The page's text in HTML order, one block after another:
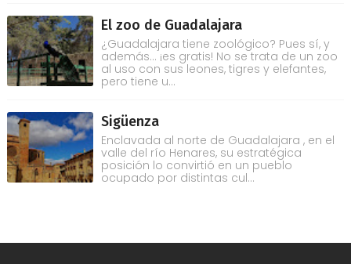
El zoo de Guadalajara
¿Guadalajara tiene zoológico? Pues sí, y
además... ¡es gratis! No se trata de un zoo
al uso con sus leones, tigres y elefantes,
pero tiene u...
Sigüenza
Enclavada al norte de Guadalajara , en el
valle del río Henares, su estratégica
posición lo convirtió en un pueblo
ocupado por distintas cul...